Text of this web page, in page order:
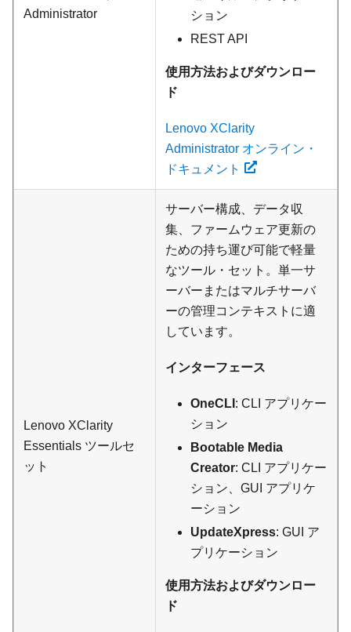
Administrator
ション
REST API
使用方法およびダウンロー
ド
Lenovo XClarity
Administrator オンライン・
ドキュメント
Lenovo XClarity
Essentials ツールセ
ット
サーバー構成、データ収
集、ファームウェア更新の
ための持ち運び可能で軽量
なツール・セット。単一サ
ーバーまたはマルチサーバ
ーの管理コンテキストに適
しています。
インターフェース
OneCLI : CLI アプリケー
ション
Bootable Media
Creator: CLI アプリケー
ション、GUI アプリケ
ーション
UpdateXpress: GUI ア
プリケーション
使用方法およびダウンロー
ド